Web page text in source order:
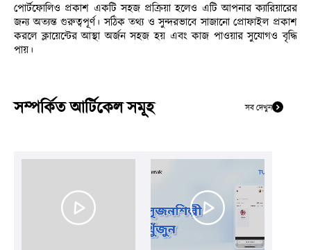
পোর্টফোলিও প্রকাশ একটি সহজ প্রক্রিয়া হলেও এটি আপনার ক্যারিয়ারের
জন্য অত্যন্ত গুরুত্বপূর্ণ। সঠিক তথ্য ও সুন্দরভাবে সাজানো প্রোফাইল প্রকাশ
করলে ক্লায়েন্টের আস্থা অর্জন সহজ হয় এবং কাজ পাওয়ার সুযোগও বৃদ্ধি
পায়।
সম্পর্কিত আর্টিকেল সমূহ সব দেখুন